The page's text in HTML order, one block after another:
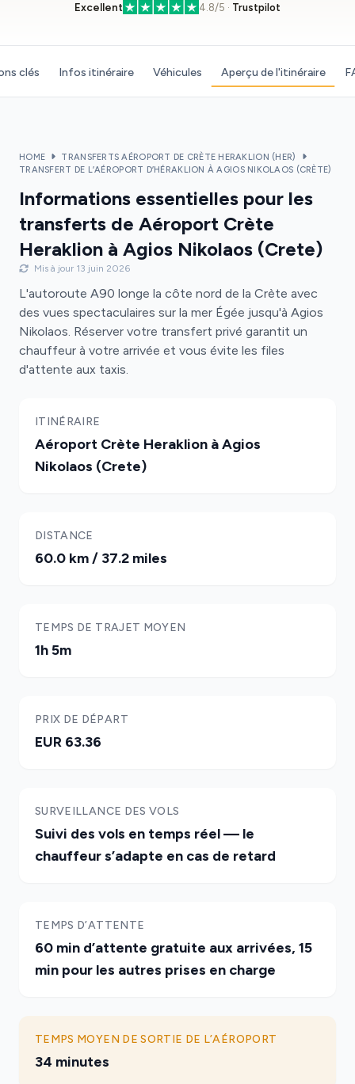
Excellent 4.8/5 · Trustpilot
clés Infos itinéraire Véhicules Aperçu de l'itinéraire
HOME
TRANSFERTS AÉROPORT DE CRÈTE HERAKLION (HER)
TRANSFERT DE L’AÉROPORT D’HÉRAKLION À AGIOS NIKOLAOS (CRÈTE)
Informations essentielles pour les
transferts de Aéroport Crète
Heraklion à Agios Nikolaos (Crete)
Mis à jour 13 juin 2026
L'autoroute A90 longe la côte nord de la Crète avec
des vues spectaculaires sur la mer Égée jusqu'à Agios
Nikolaos. Réserver votre transfert privé garantit un
chauffeur à votre arrivée et vous évite les files
d'attente aux taxis.
ITINÉRAIRE
Aéroport Crète Heraklion à Agios
Nikolaos (Crete)
DISTANCE
60.0 km / 37.2 miles
TEMPS DE TRAJET MOYEN
1h 5m
PRIX DE DÉPART
EUR 63.36
SURVEILLANCE DES VOLS
Suivi des vols en temps réel — le
chauffeur s’adapte en cas de retard
TEMPS D’ATTENTE
60 min d’attente gratuite aux arrivées, 15
min pour les autres prises en charge
TEMPS MOYEN DE SORTIE DE L’AÉROPORT
34 minutes